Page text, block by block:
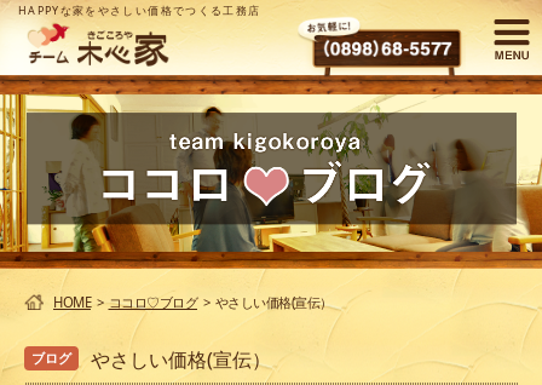
HAPPYな家をやさしい価格でつくる工務店
HOME > ココロ♡ブログ > やさしい価格(宣伝）
ブログ やさしい価格(宣伝）